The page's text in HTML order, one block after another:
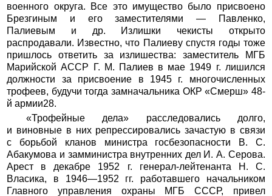
военного округа. Все это имущество было присвоено
Брезгиным и его заместителями — Павленко,
Палиевым и др. Излишки чекисты открыто
распродавали. Известно, что Палиеву спустя годы тоже
пришлось ответить за излишества: заместитель МГБ
Марийской АССР Г. М. Палиев в мае 1949 г. лишился
должности за присвоение в 1945 г. многочисленных
трофеев, будучи тогда замначальника ОКР «Смерш» 48-
й армии28.
«Трофейные дела» расследовались долго,
и виновные в них репрессировались зачастую в связи
с борьбой кланов министра госбезопасности В. С.
Абакумова и замминистра внутренних дел И. А. Серова.
Арест в декабре 1952 г. генерал-лейтенанта Н. С.
Власика, в 1946—1952 гг. работавшего начальником
Главного управления охраны МГБ СССР, привел